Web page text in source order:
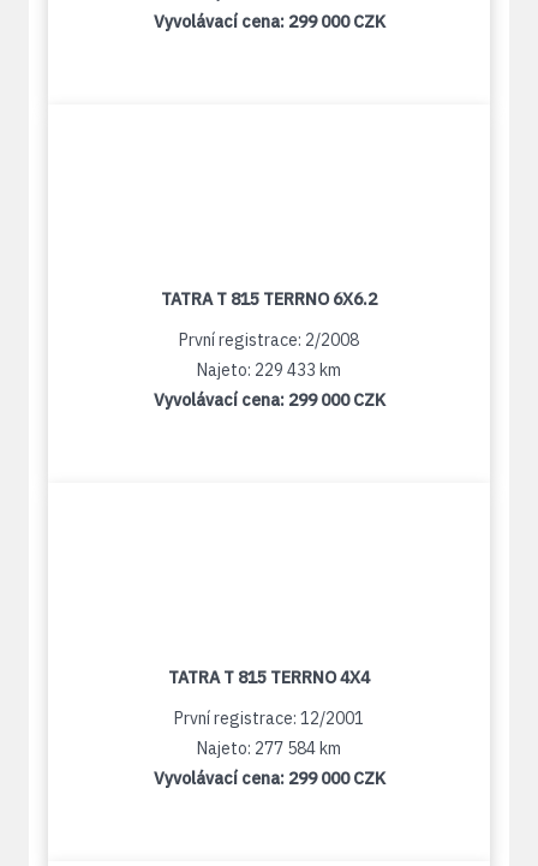
Vyvolávací cena: 299 000 CZK
TATRA T 815 TERRNO 6X6.2
První registrace: 2/2008
Najeto: 229 433 km
Vyvolávací cena: 299 000 CZK
TATRA T 815 TERRNO 4X4
První registrace: 12/2001
Najeto: 277 584 km
Vyvolávací cena: 299 000 CZK